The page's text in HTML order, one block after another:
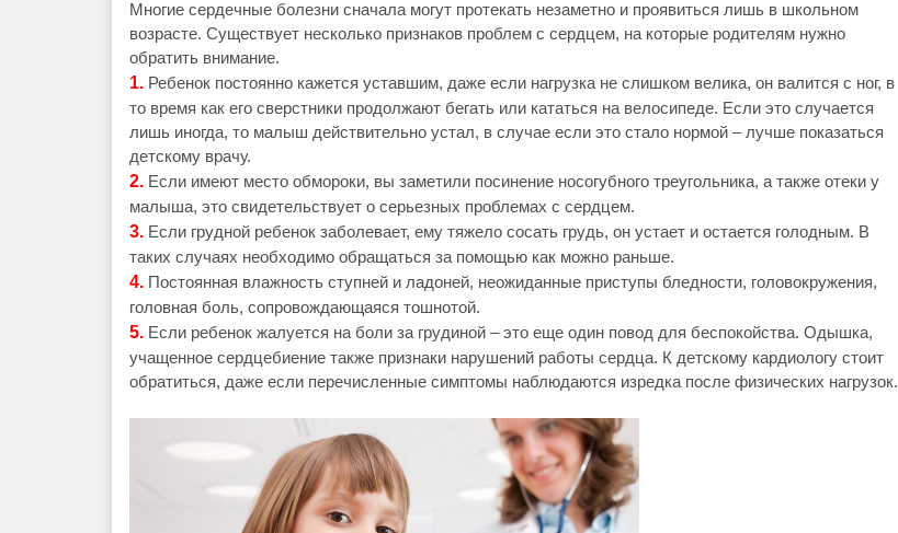
Многие сердечные болезни сначала могут протекать незаметно и проявиться лишь в школьном
возрасте. Существует несколько признаков проблем с сердцем, на которые родителям нужно
обратить внимание.
1. Ребенок постоянно кажется уставшим, даже если нагрузка не слишком велика, он валится с ног, в
то время как его сверстники продолжают бегать или кататься на велосипеде. Если это случается
лишь иногда, то малыш действительно устал, в случае если это стало нормой – лучше показаться
детскому врачу.
2. Если имеют место обмороки, вы заметили посинение носогубного треугольника, а также отеки у
малыша, это свидетельствует о серьезных проблемах с сердцем.
3. Если грудной ребенок заболевает, ему тяжело сосать грудь, он устает и остается голодным. В
таких случаях необходимо обращаться за помощью как можно раньше.
4. Постоянная влажность ступней и ладоней, неожиданные приступы бледности, головокружения,
головная боль, сопровождающаяся тошнотой.
5. Если ребенок жалуется на боли за грудиной – это еще один повод для беспокойства. Одышка,
учащенное сердцебиение также признаки нарушений работы сердца. К детскому кардиологу стоит
обратиться, даже если перечисленные симптомы наблюдаются изредка после физических нагрузок.